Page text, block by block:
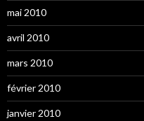
mai 2010
avril 2010
mars 2010
février 2010
janvier 2010